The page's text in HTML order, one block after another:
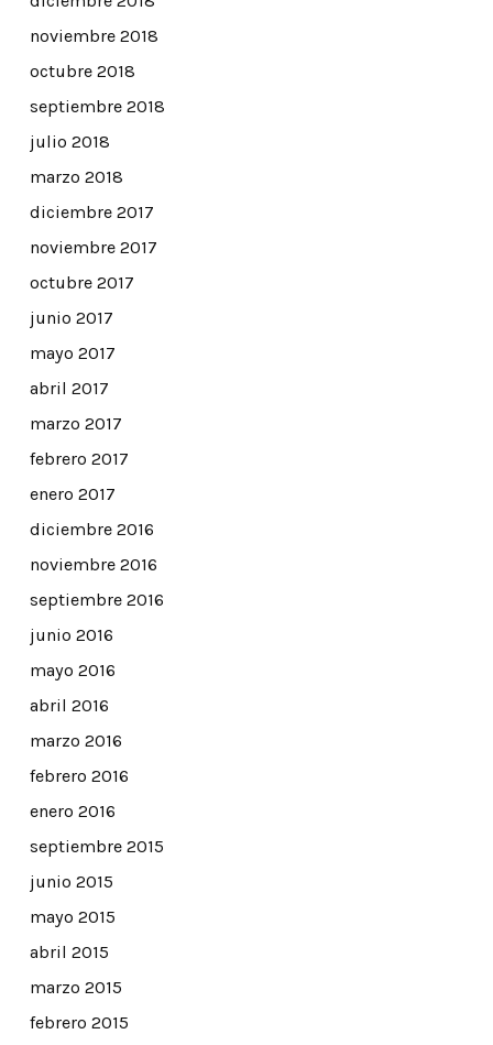
noviembre 2018
octubre 2018
septiembre 2018
julio 2018
marzo 2018
diciembre 2017
noviembre 2017
octubre 2017
junio 2017
mayo 2017
abril 2017
marzo 2017
febrero 2017
enero 2017
diciembre 2016
noviembre 2016
septiembre 2016
junio 2016
mayo 2016
abril 2016
marzo 2016
febrero 2016
enero 2016
septiembre 2015
junio 2015
mayo 2015
abril 2015
marzo 2015
febrero 2015